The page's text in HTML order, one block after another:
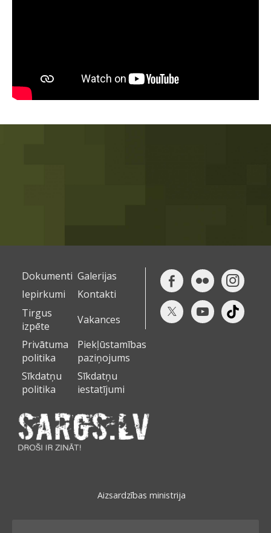
Dokumenti Galerijas
Iepirkumi
Kontakti
Tirgus
izpēte
Vakances
Privātuma
politika
Piekļūstamības
paziņojums
Sīkdatņu
politika
Sīkdatņu
iestatījumi
Aizsardzības ministrija